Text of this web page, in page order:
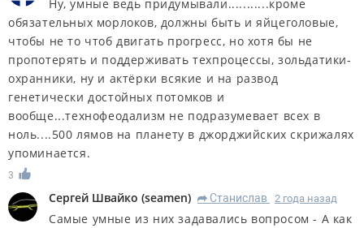
Ну, умные ведь придумывали...........кроме
обязательных морлоков, должны быть и яйцеголовые,
чтобы не то чтоб двигать прогресс, но хотя бы не
пропотерять и поддерживать техпроцессы, зольдатики-
охранники, ну и актёрки всякие и на развод
генетически достойных потомков и
вообще...технофеодализм не подразумевает всех в
ноль....500 лямов на планету в джорджийских скрижалях
упоминается.
3
Сергей Швайко (seamen) R Станислав 2 года назад
Самые умные из них задавались вопросом - А как